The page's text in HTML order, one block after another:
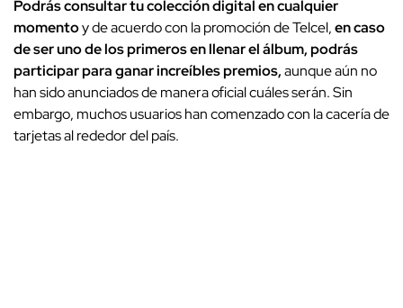
Podrás consultar tu colección digital en cualquier
momentoy de acuerdo con la promoción de Telcel,en caso
de ser uno de los primeros en llenar el álbum, podrás
participar para ganar increíbles premios,aunque aún no
han sido anunciados de manera oficial cuáles serán. Sin
embargo, muchos usuarios han comenzado con la cacería de
tarjetas al rededor del país.